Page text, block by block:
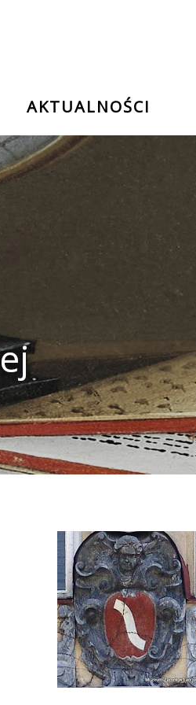
AKTUALNOŚCI